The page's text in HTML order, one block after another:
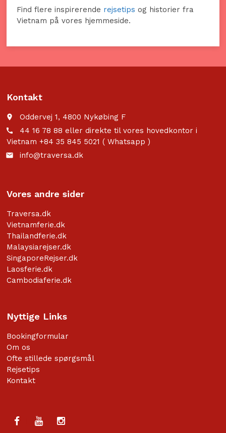
Find flere inspirerende rejsetips og historier fra
Vietnam på vores hjemmeside.
Kontakt
place Oddervej 1, 4800 Nykøbing F
call
44 16 78 88 eller direkte til vores hovedkontor i
Vietnam +84 35 845 5021 ( Whatsapp )
email info@traversa.dk
Vores andre sider
Traversa.dk
Vietnamferie.dk
Thailandferie.dk
Malaysiarejser.dk
SingaporeRejser.dk
Laosferie.dk
Cambodiaferie.dk
Nyttige Links
Bookingformular
Om os
Ofte stillede spørgsmål
Rejsetips
Kontakt